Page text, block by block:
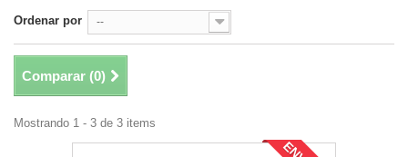
Ordenar por --
Comparar (0)
Mostrando 1 - 3 de 3 items